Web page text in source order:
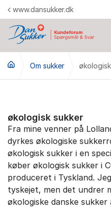
Gå til indhold
www.dansukker.dk
Om sukker
økologisk sukker
Fra mine venner på
dyrkes økologiske
økologisk sukker i en
køber økologisk sukker i
produceret i Tyskland.
tyskejet, men det undrer
økologiske danske sukker